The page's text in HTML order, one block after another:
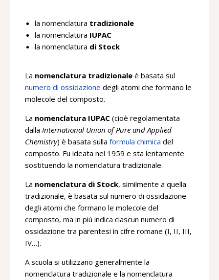
la nomenclatura tradizionale
la nomenclatura IUPAC
la nomenclatura di Stock
La nomenclatura tradizionale è basata sul
numero di ossidazione degli atomi che formano le
molecole del composto.
La nomenclatura IUPAC (cioè regolamentata
dalla International Union of Pure and Applied
Chemistry) è basata sulla formula chimica del
composto. Fu ideata nel 1959 e sta lentamente
sostituendo la nomenclatura tradizionale.
La nomenclatura di Stock, similmente a quella
tradizionale, è basata sul numero di ossidazione
degli atomi che formano le molecole del
composto, ma in più indica ciascun numero di
ossidazione tra parentesi in cifre romane (I, II, III,
IV…).
A scuola si utilizzano generalmente la
nomenclatura tradizionale e la nomenclatura